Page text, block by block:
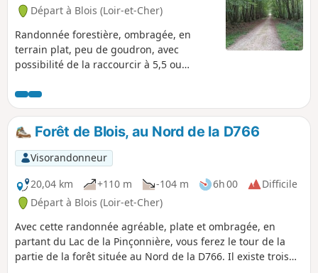
Départ à Blois (Loir-et-Cher)
Randonnée forestière, ombragée, en
terrain plat, peu de goudron, avec
possibilité de la raccourcir à 5,5 ou
pour éviter une portion finale un peu
bruyante, due à la D 766.
Forêt de Blois, au Nord de la D766
Visorandonneur
20,04 km
+110 m -104 m 6h 00
Difficile
Départ à Blois (Loir-et-Cher)
Avec cette randonnée agréable, plate et ombragée, en
partant du Lac de la Pinçonnière, vous ferez le tour de la
partie de la forêt située au Nord de la D766. Il existe trois